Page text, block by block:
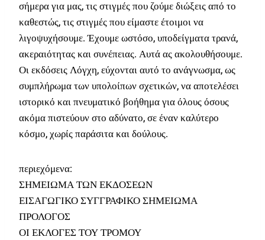
σήμερα για μας, τις στιγμές που ζούμε διώξεις από το
καθεστώς, τις στιγμές που είμαστε έτοιμοι να
λιγοψυχήσουμε. Έχουμε ωστόσο, υποδείγματα τρανά,
ακεραιότητας και συνέπειας. Αυτά ας ακολουθήσουμε.
Οι εκδόσεις Λόγχη, εύχονται αυτό το ανάγνωσμα, ως
συμπλήρωμα των υπολοίπων σχετικών, να αποτελέσει
ιστορικό και πνευματικό βοήθημα για όλους όσους
ακόμα πιστεύουν στο αδύνατο, σε έναν καλύτερο
κόσμο, χωρίς παράσιτα και δούλους.
περιεχόμενα:
ΣΗΜΕΙΩΜΑ ΤΩΝ ΕΚΔΟΣΕΩΝ
ΕΙΣΑΓΩΓΙΚΟ ΣΥΓΓΡΑΦΙΚΟ ΣΗΜΕΙΩΜΑ
ΠΡΟΛΟΓΟΣ
ΟΙ ΕΚΛΟΓΕΣ ΤΟΥ ΤΡΟΜΟΥ